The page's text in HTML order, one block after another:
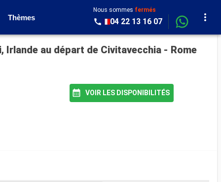
Thèmes
Nous sommes fermés
04 22 13 16 07
Irlande au départ de Civitavecchia - Rome
VOIR LES DISPONIBILITÉS